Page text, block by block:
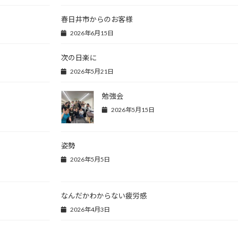
春日井市からのお客様
2026年6月15日
次の日楽に
2026年5月21日
勉強会
2026年5月15日
姿勢
2026年5月5日
なんだかわからない疲労感
2026年4月3日